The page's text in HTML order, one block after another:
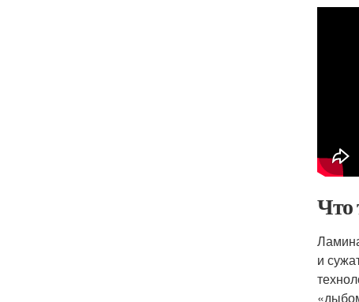
Что
и